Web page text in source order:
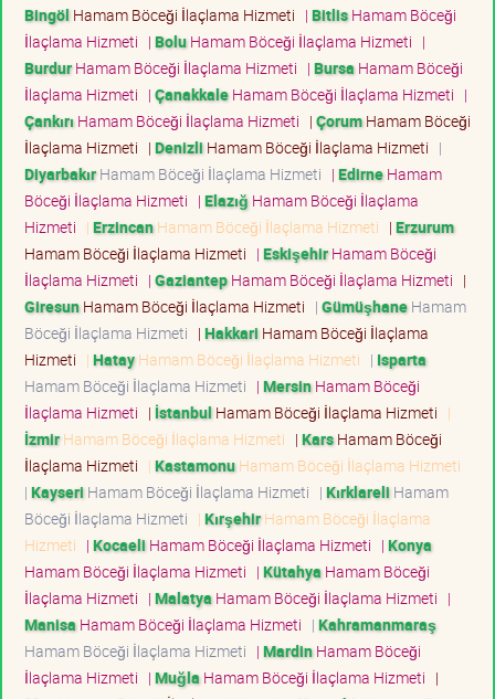
Bingöl Hamam Böceği İlaçlama Hizmeti | BitlisHamam Böceği
İlaçlama Hizmeti | BoluHamam Böceği İlaçlama Hizmeti |
BurdurHamam Böceği İlaçlama Hizmeti | Bursa Hamam Böceği
İlaçlama Hizmeti | ÇanakkaleHamam Böceği İlaçlama Hizmeti |
Çankırı Hamam Böceği İlaçlama Hizmeti | ÇorumHamam Böceği
İlaçlama Hizmeti | Denizli Hamam Böceği İlaçlama Hizmeti |
DiyarbakırHamam Böceği İlaçlama Hizmeti | EdirneHamam
Böceği İlaçlama Hizmeti | Elazığ Hamam Böceği İlaçlama
Hizmeti | ErzincanHamam Böceği İlaçlama Hizmeti | Erzurum
Hamam Böceği İlaçlama Hizmeti | EskişehirHamam Böceği
İlaçlama Hizmeti | GaziantepHamam Böceği İlaçlama Hizmeti |
GiresunHamam Böceği İlaçlama Hizmeti | GümüşhaneHamam
Böceği İlaçlama Hizmeti | Hakkari Hamam Böceği İlaçlama
Hizmeti | HatayHamam Böceği İlaçlama Hizmeti | Isparta
Hamam Böceği İlaçlama Hizmeti | MersinHamam Böceği
İlaçlama Hizmeti | İstanbul Hamam Böceği İlaçlama Hizmeti |
İzmirHamam Böceği İlaçlama Hizmeti | KarsHamam Böceği
İlaçlama Hizmeti | KastamonuHamam Böceği İlaçlama Hizmeti
| Kayseri Hamam Böceği İlaçlama Hizmeti | Kırklareli Hamam
Böceği İlaçlama Hizmeti | KırşehirHamam Böceği İlaçlama
Hizmeti | Kocaeli Hamam Böceği İlaçlama Hizmeti | Konya
Hamam Böceği İlaçlama Hizmeti | Kütahya Hamam Böceği
İlaçlama Hizmeti | Malatya Hamam Böceği İlaçlama Hizmeti |
Manisa Hamam Böceği İlaçlama Hizmeti | Kahramanmaraş
Hamam Böceği İlaçlama Hizmeti | MardinHamam Böceği
İlaçlama Hizmeti | Muğla Hamam Böceği İlaçlama Hizmeti |